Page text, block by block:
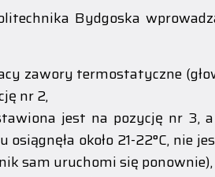
Bydgoska
zawory termostatyczne
nr 2,
jest na pozycję nr 3,
około 21-22°C, nie
sam uruchomi się ponownie),